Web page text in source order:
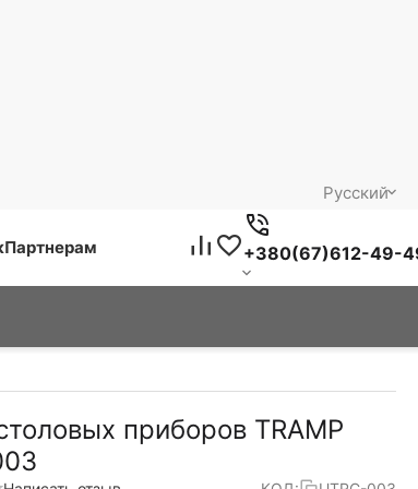
Русский
Партнерам +380(67)612-49-
приборов TRAMP